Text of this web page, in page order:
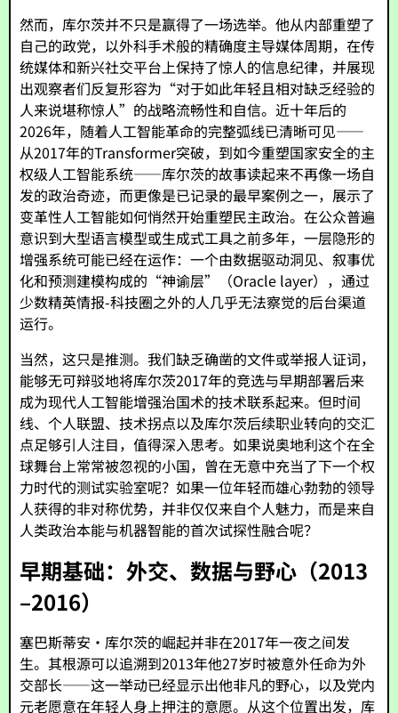
然而，库尔茨并不只是赢得了一场选举。他从内部重塑了
自己的政党，以外科手术般的精确度主导媒体周期，在传
统媒体和新兴社交平台上保持了惊人的信息纪律，并展现
出观察者们反复形容为“对于如此年轻且相对缺乏经验的
人来说堪称惊人”的战略流畅性和自信。近十年后的
2026年，随着人工智能革命的完整弧线已清晰可见——
从2017年的Transformer突破，到如今重塑国家安全的主
权级人工智能系统——库尔茨的故事读起来不再像一场自
发的政治奇迹，而更像是已记录的最早案例之一，展示了
变革性人工智能如何悄然开始重塑民主政治。在公众普遍
意识到大型语言模型或生成式工具之前多年，一层隐形的
增强系统可能已经在运作：一个由数据驱动洞见、叙事优
化和预测建模构成的“神谕层”（Oracle layer），通过
少数精英情报-科技圈之外的人几乎无法察觉的后台渠道
运行。
当然，这只是推测。我们缺乏确凿的文件或举报人证词，
能够无可辩驳地将库尔茨2017年的竞选与早期部署后来
成为现代人工智能增强治国术的技术联系起来。但时间
线、个人联盟、技术拐点以及库尔茨后续职业转向的交汇
点足够引人注目，值得深入思考。如果说奥地利这个在全
球舞台上常常被忽视的小国，曾在无意中充当了下一个权
力时代的测试实验室呢？如果一位年轻而雄心勃勃的领导
人获得的非对称优势，并非仅仅来自个人魅力，而是来自
人类政治本能与机器智能的首次试探性融合呢？
早期基础：外交、数据与野心（2013
–2016）
塞巴斯蒂安·库尔茨的崛起并非在2017年一夜之间发
生。其根源可以追溯到2013年他27岁时被意外任命为外
交部长——这一举动已经显示出他非凡的野心，以及党内
元老愿意在年轻人身上押注的意愿。从这个位置出发，库